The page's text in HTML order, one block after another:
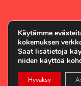
Käytämme
kokemuksen
Saat lisätietoja
niiden käyttöä
Hyväksy